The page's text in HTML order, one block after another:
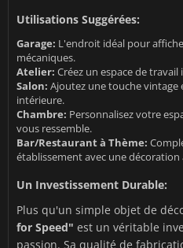
Utilisations Suggérées:
Garage: L'endroit idéal pour
mécaniques.
Atelier: Créez un espace de
Salon: Ajoutez une touche vintage
intérieure.
Chambre: Personnalisez votre
vous ressemble.
Bar/Restaurant à Thème:
établissement avec une
Un Investissement Durable:
Plus qu'un simple objet de
for Speed" est un véritable
passion. Sa qualité de